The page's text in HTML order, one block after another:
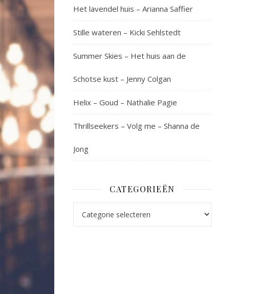
Het lavendel huis – Arianna Saffier
Stille wateren – Kicki Sehlstedt
Summer Skies – Het huis aan de
Schotse kust – Jenny Colgan
Helix – Goud – Nathalie Pagie
Thrillseekers – Volg me – Shanna de
Jong
CATEGORIEËN